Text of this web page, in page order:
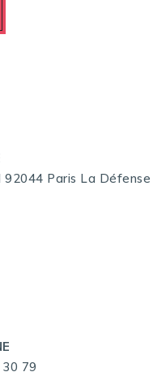
92044 Paris La Défense
79